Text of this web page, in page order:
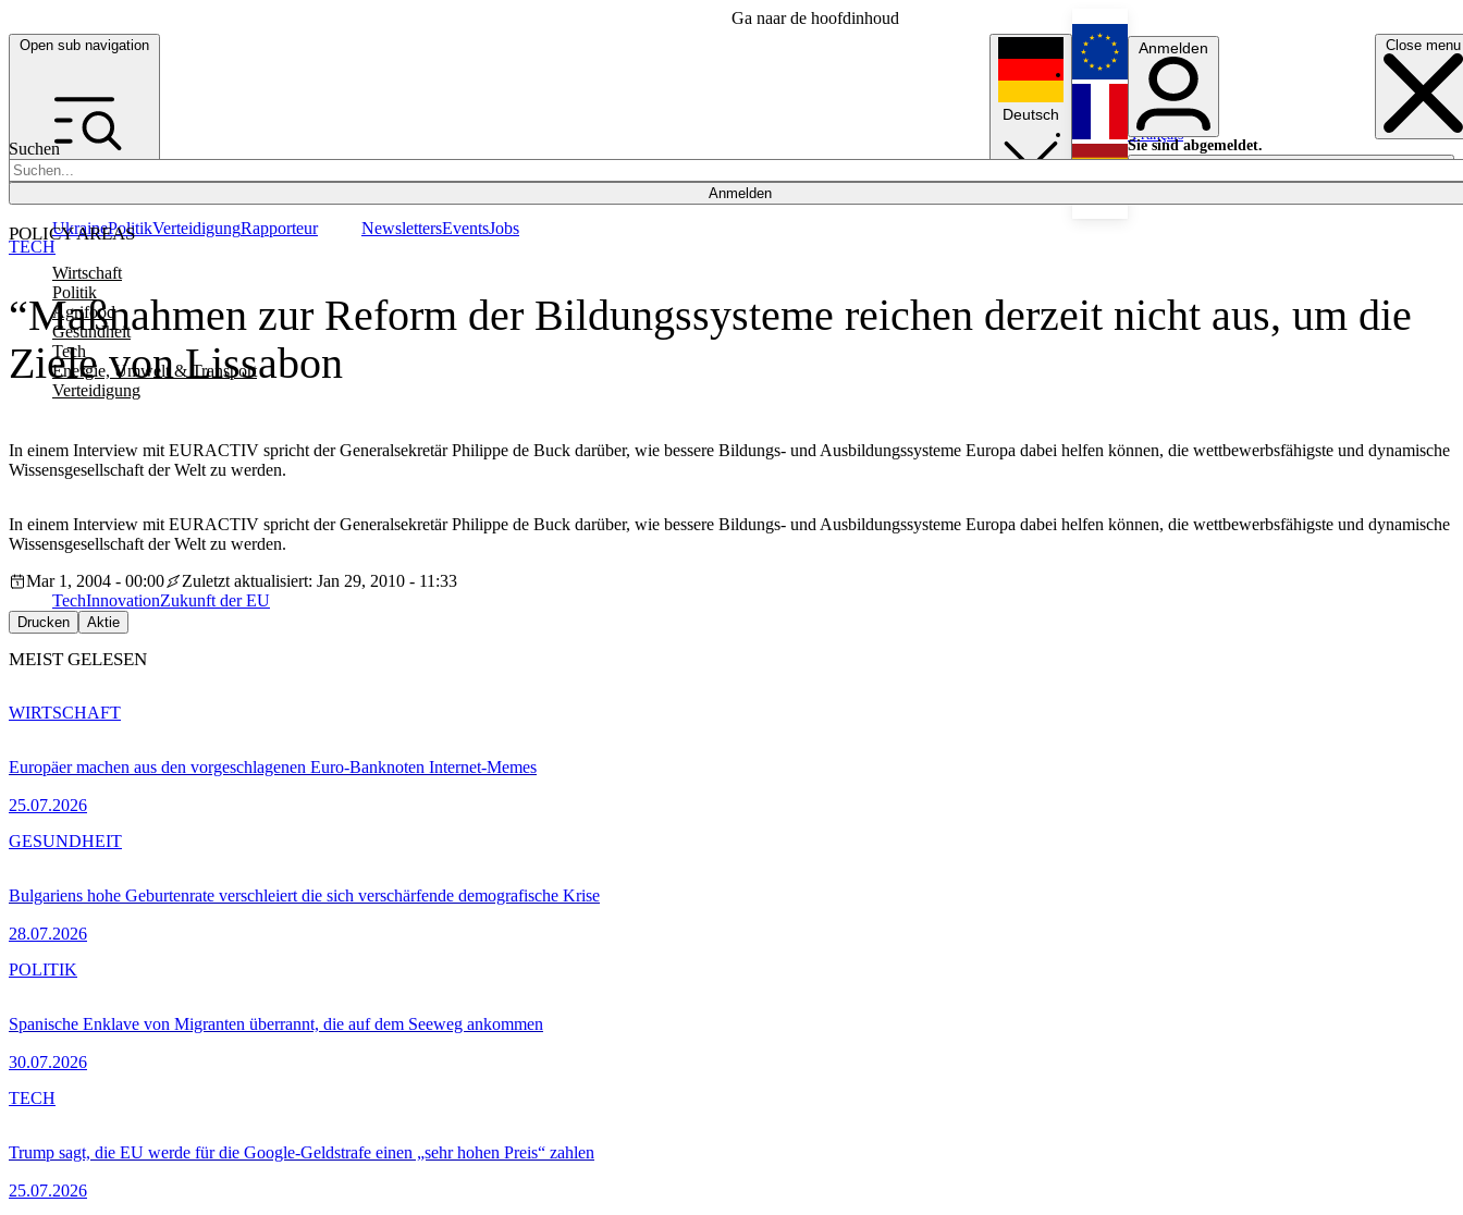
Ga naar de hoofdinhoud
Open sub navigation Close menu
Suchen
Anmelden
POLICY AREAS
Wirtschaft
Politik
Agrifood
Gesundheit
Tech
Energie, Umwelt & Transport
Verteidigung
UkrainePolitikVerteidigungRapporteur NewslettersEventsJobs
Deutsch
English
Français
Anmelden
Sie sind abgemeldet.
Anmelden
Licht aus
“Maßnahmen zur Reform der Bildungssysteme reichen derzeit nicht aus, um die
Ziele von Lissabon
In einem Interview mit EURACTIV spricht der Generalsekretär Philippe de Buck darüber, wie bessere Bildungs- und Ausbildungssysteme Europa dabei helfen können, die wettbewerbsfähigste und dynamische
Wissensgesellschaft der Welt zu werden.
TECH
In einem Interview mit EURACTIV spricht der Generalsekretär Philippe de Buck darüber, wie bessere Bildungs- und Ausbildungssysteme Europa dabei helfen können, die wettbewerbsfähigste und dynamische
Wissensgesellschaft der Welt zu werden.
Mar 1, 2004 - 00:00
Zuletzt aktualisiert: Jan 29, 2010 - 11:33
TechInnovationZukunft der EU
Drucken Aktie
MEIST GELESEN
Europäer machen aus den vorgeschlagenen Euro-Banknoten Internet-Memes
25.07.2026
WIRTSCHAFT
Bulgariens hohe Geburtenrate verschleiert die sich verschärfende demografische Krise
28.07.2026
GESUNDHEIT
Spanische Enklave von Migranten überrannt, die auf dem Seeweg ankommen
30.07.2026
POLITIK
Trump sagt, die EU werde für die Google-Geldstrafe einen „sehr hohen Preis“ zahlen
25.07.2026
TECH